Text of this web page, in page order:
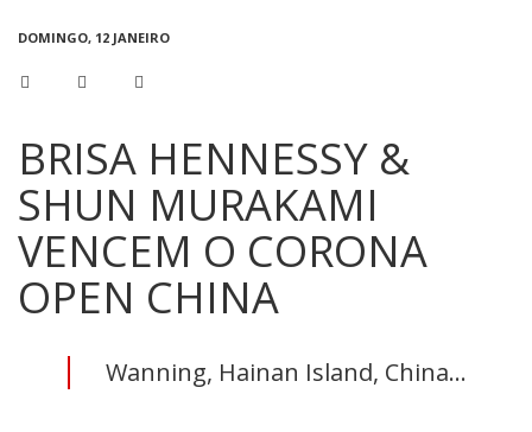
DOMINGO, 12 JANEIRO
BRISA HENNESSY &
SHUN MURAKAMI
VENCEM O CORONA
OPEN CHINA
Wanning, Hainan Island, China...